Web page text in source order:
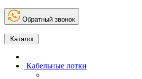
Обратный звонок
Каталог
Кабельные лотки